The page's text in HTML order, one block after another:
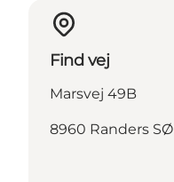
Find vej
Marsvej 49B
8960 Randers SØ